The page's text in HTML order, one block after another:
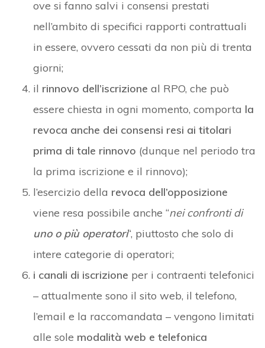
ove si fanno salvi i consensi prestati
nell’ambito di specifici rapporti contrattuali
in essere, ovvero cessati da non più di trenta
giorni;
il rinnovo dell’iscrizione al RPO, che può
essere chiesta in ogni momento, comporta la
revoca anche dei consensi resi ai titolari
prima di tale rinnovo (dunque nel periodo tra
la prima iscrizione e il rinnovo);
l’esercizio della revoca dell’opposizione
viene resa possibile anche “nei confronti di
uno o più operatori“, piuttosto che solo di
intere categorie di operatori;
i canali di iscrizione per i contraenti telefonici
– attualmente sono il sito web, il telefono,
l’email e la raccomandata – vengono limitati
alle sole modalità web e telefonica